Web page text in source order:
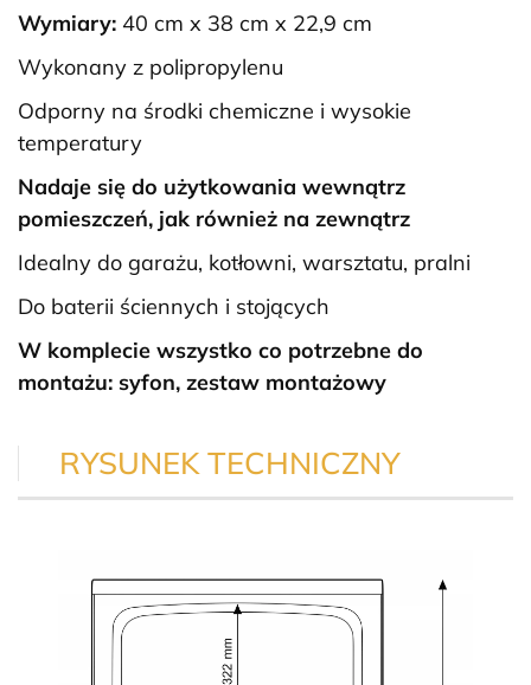
Wymiary: 40 cm x 38 cm x 22,9 cm
Wykonany z polipropylenu
Odporny na środki chemiczne i wysokie
temperatury
Nadaje się do użytkowania wewnątrz
pomieszczeń, jak również na zewnątrz
Idealny do garażu, kotłowni, warsztatu, pralni
Do baterii ściennych i stojących
W komplecie wszystko co potrzebne do
montażu: syfon, zestaw montażowy
RYSUNEK TECHNICZNY